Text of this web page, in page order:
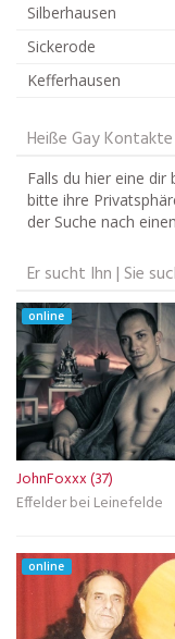
Silberhausen
Sickerode
Kefferhausen
Heiße Gay
Falls du hier eine
bitte ihre
der Suche nach
Er sucht Ihn | Sie
online
JohnFoxxx (37)
Effelder bei Leinefelde
online